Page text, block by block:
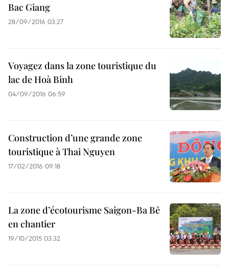
Bac Giang
28/09/2016 03:27
Voyagez dans la zone touristique du
lac de Hoà Binh
04/09/2016 06:59
Construction d’une grande zone
touristique à Thai Nguyen
17/02/2016 09:18
La zone d’écotourisme Saigon-Ba Bê
en chantier
19/10/2015 03:32